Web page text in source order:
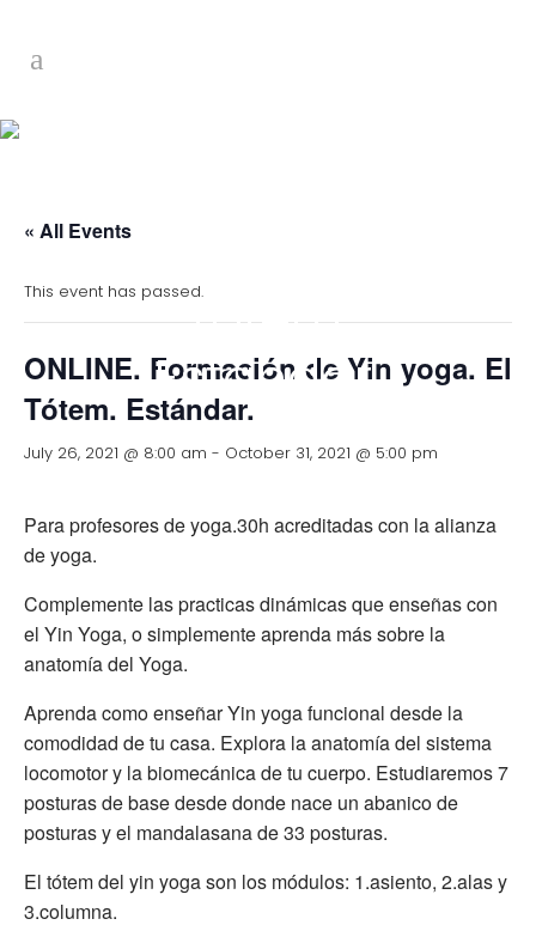
Formación de
Tótem.
Estándar.
« All Events
This event has passed.
ONLINE. Formación de Yin yoga. El
Tótem. Estándar.
July 26, 2021 @ 8:00 am - October 31, 2021 @ 5:00 pm
Para profesores de yoga.30h acreditadas con la alianza
de yoga.⁠
Complemente las practicas dinámicas que enseñas con
el Yin Yoga, o simplemente aprenda más sobre la
anatomía del Yoga.
Aprenda como enseñar Yin yoga funcional desde la
comodidad de tu casa. Explora la anatomía del sistema
locomotor y la biomecánica de tu cuerpo. Estudiaremos 7
posturas de base desde donde nace un abanico de
posturas y el mandalasana de 33 posturas.
El tótem del yin yoga son los módulos: 1.asiento, 2.alas y
3.columna.